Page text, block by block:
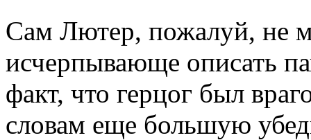
Сам Лютер, пожалуй, не
исчерпывающе описать
факт, что герцог был
словам еще большую